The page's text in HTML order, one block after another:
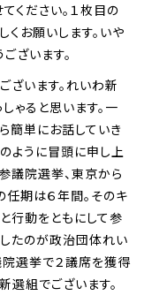
ください。１枚目の
くお願いします。いや
ざいます。
ざいます。れいわ新
ゃると思います。一
簡単にお話していき
ように冒頭に申し上
議院選挙、東京から
期は６年間。そのキ
行動をともにして参
したのが政治団体れい
院選挙で２議席を獲得
選組でございます。